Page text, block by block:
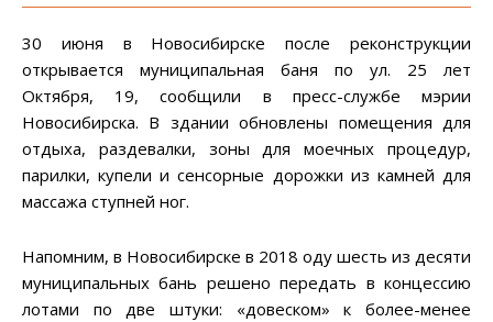
30 июня в Новосибирске после реконструкции
открывается муниципальная баня по ул. 25 лет
Октября, 19, сообщили в пресс-службе мэрии
Новосибирска. В здании обновлены помещения для
отдыха, раздевалки, зоны для моечных процедур,
парилки, купели и сенсорные дорожки из камней для
массажа ступней ног.
Напомним, в Новосибирске в 2018 оду шесть из десяти
муниципальных бань решено передать в концессию
лотами по две штуки: «довеском» к более-менее